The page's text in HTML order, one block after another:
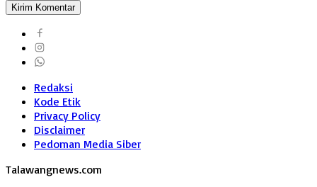
Redaksi
Kode Etik
Privacy Policy
Disclaimer
Pedoman Media Siber
Talawangnews.com